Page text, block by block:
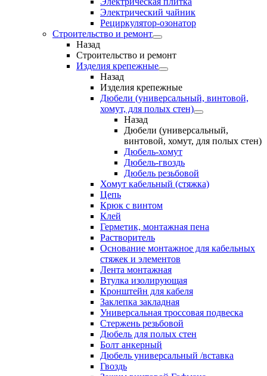
Электрический чайник
Рециркулятор-озонатор
Строительство и ремонт
Назад
Строительство и ремонт
Изделия крепежные
Назад
Изделия крепежные
Дюбели (универсальный, винтовой,
хомут, для полых стен)
Назад
Дюбели (универсальный,
винтовой, хомут, для полых стен)
Дюбель-хомут
Дюбель-гвоздь
Дюбель резьбовой
Хомут кабельный (стяжка)
Цепь
Крюк с винтом
Клей
Герметик, монтажная пена
Растворитель
Основание монтажное для кабельных
стяжек и элементов
Лента монтажная
Втулка изолирующая
Кронштейн для кабеля
Заклепка закладная
Универсальная троссовая подвеска
Стержень резьбовой
Дюбель для полых стен
Болт анкерный
Дюбель универсальный /вставка
Гвоздь